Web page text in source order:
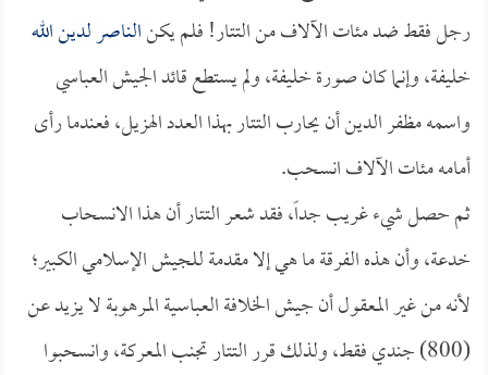
رجل فقط ضد مئات الآلاف من التتار! فلم يكنالناصر لدين الله
خليفة، وإنما كان صورة خليفة، ولم يستطع قائد الجيش العباسي
واسمه مظفر الدين أن يحارب التتار بهذا العدد الهزيل، فعندما رأى
أمامه مئات الآلاف انسحب.
ثم حصل شيء غريب جداً، فقد شعر التتار أن هذا الانسحاب
خدعة، وأن هذه الفرقة ما هي إلا مقدمة للجيش الإسلامي الكبير؛
لأنه من غير المعقول أن جيش الخلافة العباسية المرهوبة لا يزيد عن
(800) جندي فقط، ولذلك قرر التتار تجنب المعركة، وانسحبوا